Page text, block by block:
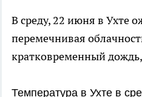
В среду, 22 июня в Ухте
перемечнивая
кратковременный
Температура в Ухте в